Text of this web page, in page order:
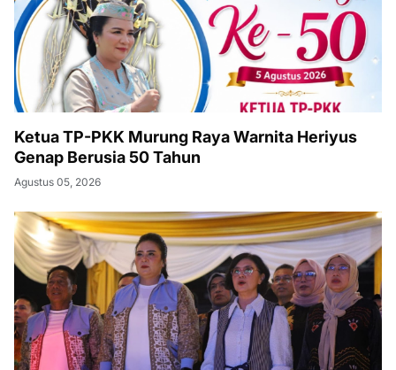
Ketua TP-PKK Murung Raya Warnita Heriyus
Genap Berusia 50 Tahun
Agustus 05, 2026